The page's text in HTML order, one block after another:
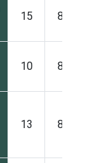
15 85
10 88
13 86